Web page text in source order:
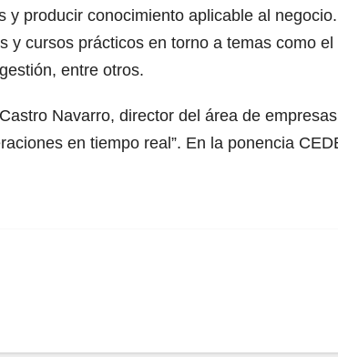
producir conocimiento aplicable al
cursos prácticos en torno a temas como
entre otros.
Navarro, director del área de
en tiempo real”. En la ponencia